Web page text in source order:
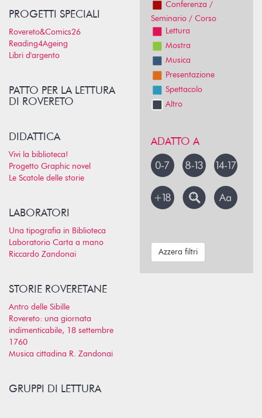
PROGETTI SPECIALI
Rovereto&Comics26
Reading4Ageing
Libri d'argento
PATTO PER LA LETTURA
DI ROVERETO
DIDATTICA
Vivi la biblioteca!
Progetto Graphic novel
Le Scatole delle storie
LABORATORI
Una tipografia in Biblioteca
Laboratorio Carta a mano
Riccardo Zandonai
STORIE ROVERETANE
Antro delle Sibille
Rovereto: una giornata
indimenticabile, 18 settembre
1760
Musica cittadina R. Zandonai
GRUPPI DI LETTURA
Conferenza /
Seminario / Corso
Lettura
Mostra
Musica
Presentazione
Spettacolo
Altro
ADATTO A
Azzera filtri